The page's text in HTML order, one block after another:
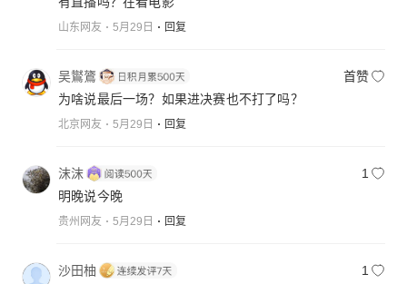
山东网友 5月29日 回复
吴鸑鷟
首赞
为啥说最后一场？如果进决赛也不打了吗？
北京网友 5月29日 回复
沫沫
1
明晚说今晚
贵州网友 5月29日 回复
沙田柚
1